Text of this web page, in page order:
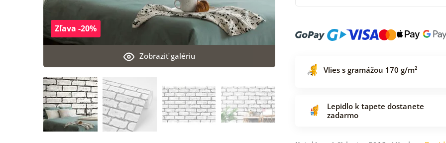
Zobraziť galériu
Zľava -20%
Vlies s gramážou 170 g/m²
Lepidlo k tapete dostanete
zadarmo